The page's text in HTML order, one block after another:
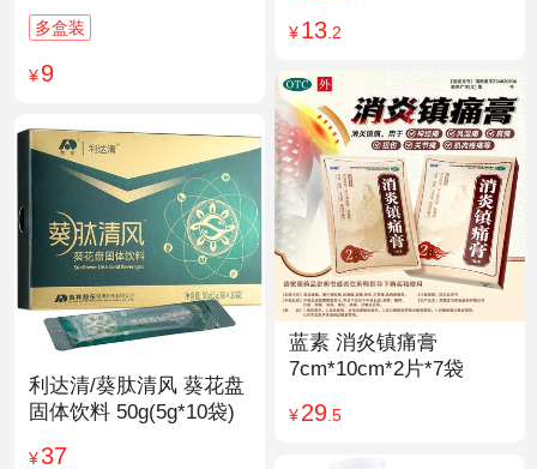
¥13.2
多盒装
¥9
蓝素 消炎镇痛膏
7cm*10cm*2片*7袋
¥29.5
利达清/葵肽清风 葵花盘
固体饮料 50g(5g*10袋)
¥37